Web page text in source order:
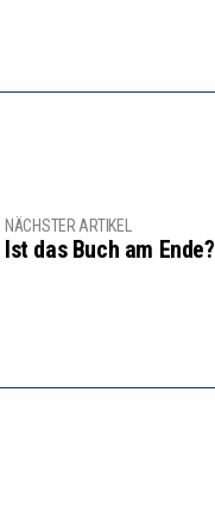
NÄCHSTER ARTIKEL
Ist das Buch am Ende?